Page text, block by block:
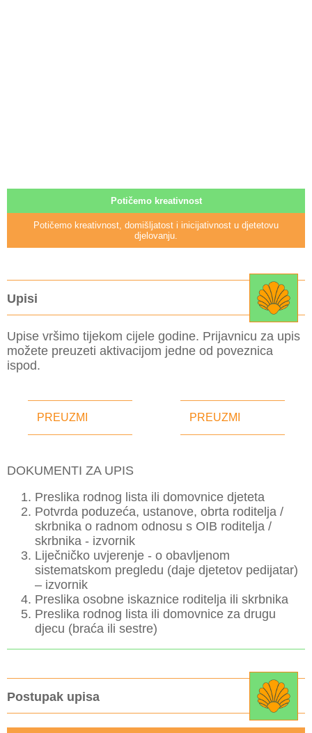
Potičemo kreativnost
Potičemo kreativnost, domišljatost i inicijativnost u djetetovu
djelovanju.
Upisi
Upise vršimo tijekom cijele godine. Prijavnicu za upis
možete preuzeti aktivacijom jedne od poveznica
ispod.
PREUZMI PREUZMI
DOKUMENTI ZA UPIS
Preslika rodnog lista ili domovnice djeteta
Potvrda poduzeća, ustanove, obrta roditelja /
skrbnika o radnom odnosu s OIB roditelja /
skrbnika - izvornik
Liječničko uvjerenje - o obavljenom
sistematskom pregledu (daje djetetov pedijatar)
– izvornik
Preslika osobne iskaznice roditelja ili skrbnika
Preslika rodnog lista ili domovnice za drugu
djecu (braća ili sestre)
Postupak upisa